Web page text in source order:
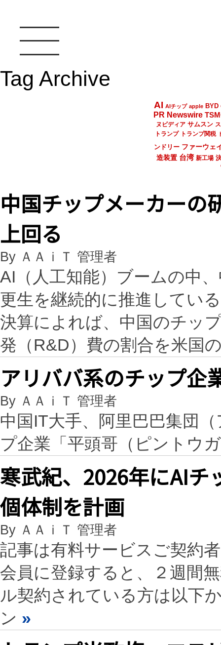
Tag Archive
AI AIチップ apple BYD
PR Newswire
ヌビディア サムスン
トランプ
トランプ関税
ンドリー ファーウェ
造装置 台湾 新工場
中国チップメーカーの
上回る
By ＡＡｉＴ 管理者
AI（人工知能）ブームの中
更生を継続的に推進してい
決算によれば、中国のチッ
発（R&D）費の割合を米国
アリババ系のチップ企
By ＡＡｉＴ 管理者
中国IT大手、阿里巴巴集団
プ企業「平頭哥（ピントウ
寒武紀、2026年にAI
個体制を計画
By ＡＡｉＴ 管理者
記事は有料サービスご契約
会員に登録すると、２週間
ル契約されている方は以下
ン »